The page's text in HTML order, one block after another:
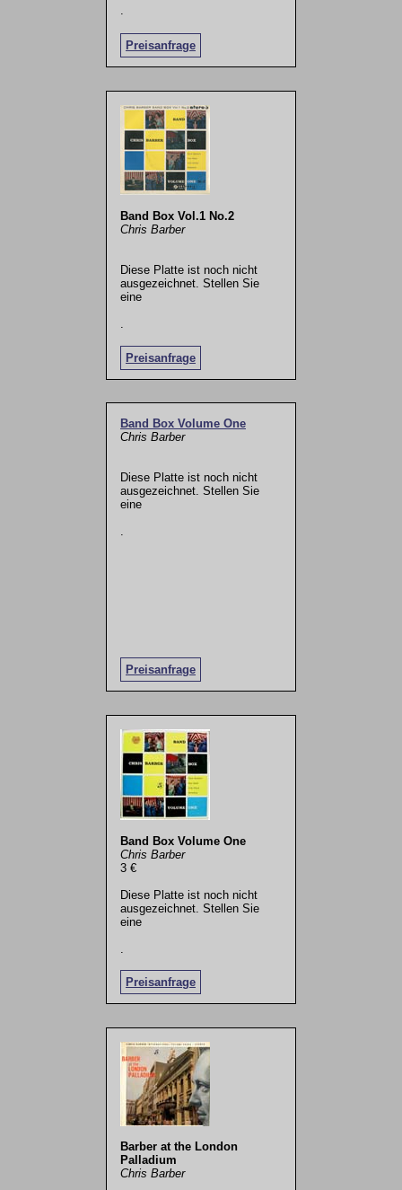
Preisanfrage
Band Box Vol.1 No.2
Chris Barber
Diese Platte ist noch nicht
ausgezeichnet. Stellen Sie
eine
Preisanfrage
Band Box Volume One
Chris Barber
Diese Platte ist noch nicht
ausgezeichnet. Stellen Sie
eine
Preisanfrage
.
Band Box Volume One
Chris Barber
3 €
Diese Platte ist noch nicht
ausgezeichnet. Stellen Sie
eine
Preisanfrage
Barber at the London
Palladium
Chris Barber